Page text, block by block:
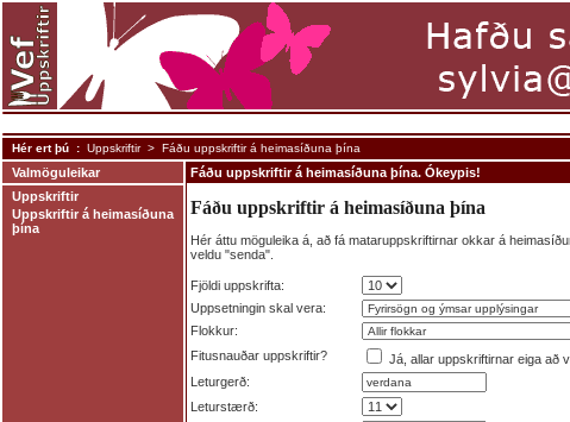
Fáðu uppskriftir á heimasíðuna þína. Ókeypis!
Fáðu uppskriftir á heimasíðuna þína
Hér áttu möguleika á, að fá mataruppskriftirnar okkar á
veldu "senda".
Fjöldi uppskrifta:
Uppsetningin skal vera:
Flokkur:
Fitusnauðar uppskriftir?
Já, allar uppskriftirnar eiga að
Leturgerð:
Leturstærð:
Valmöguleikar
Uppskriftir
Uppskriftir á heimasíðuna
þína
Hér ert þú : Uppskriftir > Fáðu uppskriftir á heimasíðuna þína